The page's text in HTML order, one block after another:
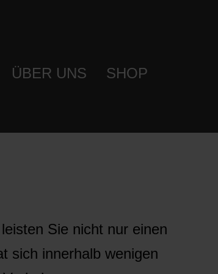
ÜBER UNS SHOP
Sie nicht nur einen
sich innerhalb wenigen